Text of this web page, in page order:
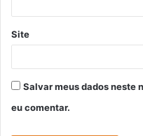
Site
Salvar meus dados neste
eu comentar.